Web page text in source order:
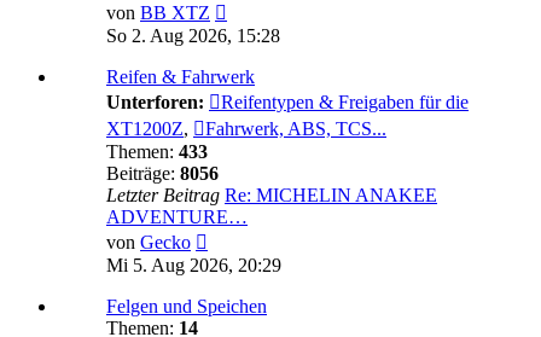
von BB XTZ
Beitrag
So 2. Aug 2026, 15:28
Reifen & Fahrwerk
Unterforen:
Reifentypen & Freigaben für die
XT1200Z,
Fahrwerk, ABS, TCS...
Themen: 433
Beiträge: 8056
Letzter Beitrag Re: MICHELIN ANAKEE
ADVENTURE…
von Gecko
Beitrag
Mi 5. Aug 2026, 20:29
Felgen und Speichen
Themen: 14